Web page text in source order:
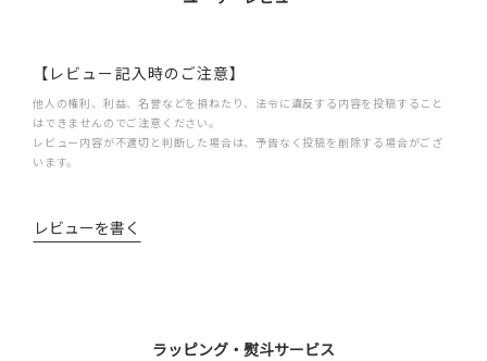
【レビュー記入時のご注意】
他人の権利、利益、名誉などを損ねたり、法令に違反する内容を投稿すること
はできませんのでご注意ください。
レビュー内容が不適切と判断した場合は、予告なく投稿を削除する場合がござ
います。
レビューを書く
ラッピング・熨斗サービス